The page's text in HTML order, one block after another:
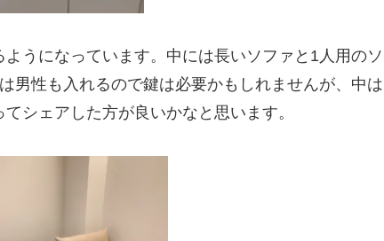
うになっています。中には長いソファと1人用のソ
男性も入れるので鍵は必要かもしれませんが、中は
シェアした方が良いかなと思います。